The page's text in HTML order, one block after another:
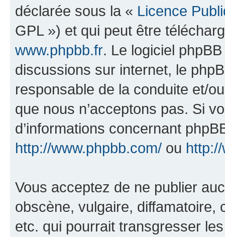
déclarée sous la « Licence
GPL ») et qui peut être
www.phpbb.fr. Le logiciel
discussions sur internet, le
responsable de la conduite et/
que nous n’acceptons pas. Si
d’informations concernant
http://www.phpbb.com/ ou
Vous acceptez de ne publier
obscène, vulgaire, diffamatoire,
etc. qui pourrait transgresser